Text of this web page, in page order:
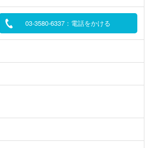
03-3580-6337：電話をかける